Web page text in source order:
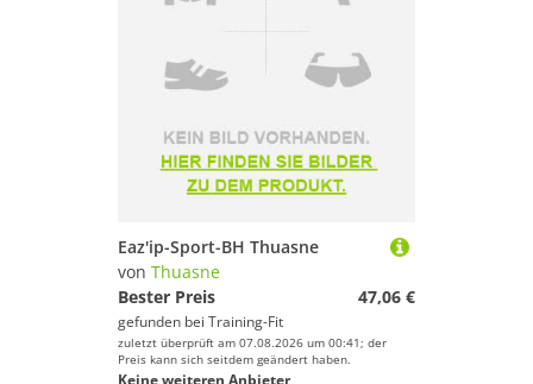
Eaz'ip-Sport-BH Thuasne
von Thuasne
Bester Preis
47,06 €
gefunden bei Training-Fit
zuletzt überprüft am 07.08.2026 um 00:41; der
Preis kann sich seitdem geändert haben.
Keine weiteren Anbieter